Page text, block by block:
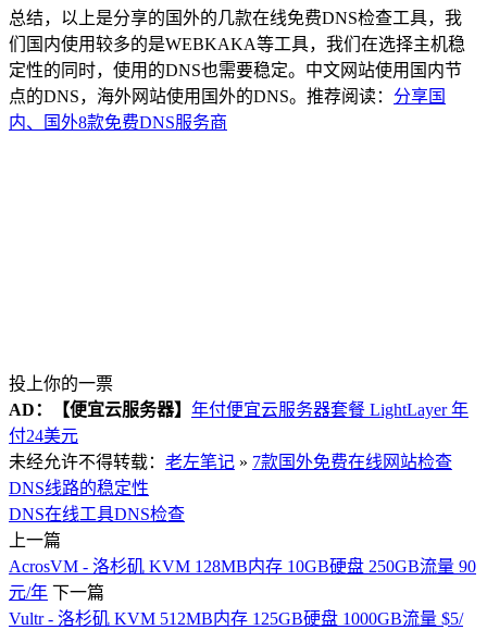
总结，以上是分享的国外的几款在线免费DNS检查工具，我
们国内使用较多的是WEBKAKA等工具，我们在选择主机稳
定性的同时，使用的DNS也需要稳定。中文网站使用国内节
点的DNS，海外网站使用国外的DNS。推荐阅读： 分享国
内、国外8款免费DNS服务商
投上你的一票
AD：
【便宜云服务器】 年付便宜云服务器套餐 LightLayer 年
付24美元
未经允许不得转载： 老左笔记 » 7款国外免费在线网站检查
DNS线路的稳定性
DNS在线工具DNS检查
上一篇
AcrosVM - 洛杉矶 KVM 128MB内存 10GB硬盘 250GB流量 90
元/年 下一篇
Vultr - 洛杉矶 KVM 512MB内存 125GB硬盘 1000GB流量 $5/